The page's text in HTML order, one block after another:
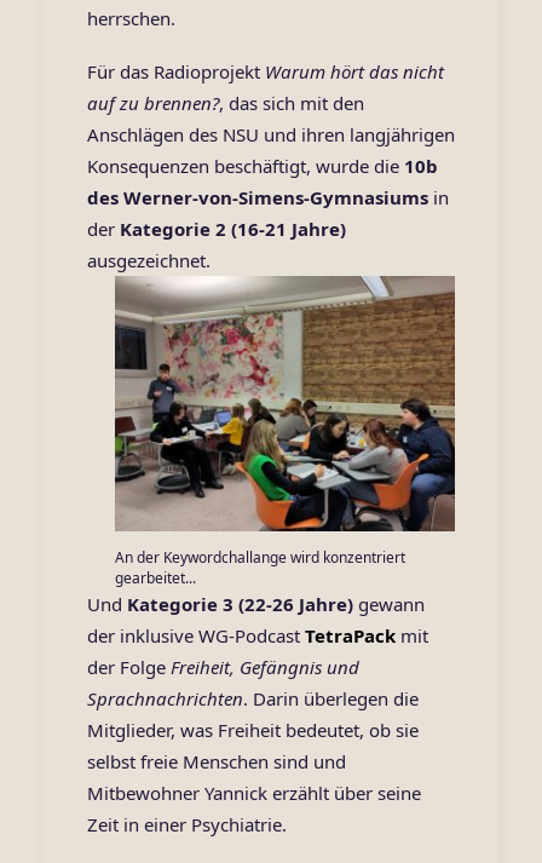
herrschen.
Für das Radioprojekt Warum hört das nicht
auf zu brennen?, das sich mit den
Anschlägen des NSU und ihren langjährigen
Konsequenzen beschäftigt, wurde die 10b
des Werner-von-Simens-Gymnasiums in
der Kategorie 2 (16-21 Jahre)
ausgezeichnet.
An der Keywordchallange wird konzentriert
gearbeitet...
Und Kategorie 3 (22-26 Jahre) gewann
der inklusive WG-Podcast TetraPack mit
der Folge Freiheit, Gefängnis und
Sprachnachrichten. Darin überlegen die
Mitglieder, was Freiheit bedeutet, ob sie
selbst freie Menschen sind und
Mitbewohner Yannick erzählt über seine
Zeit in einer Psychiatrie.